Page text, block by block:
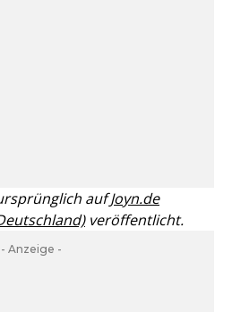
aufJoyn.de
veröffentlicht.
- Anzeige -